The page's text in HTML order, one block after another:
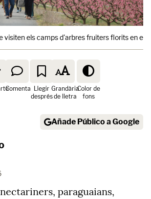
visiten els camps d'arbres fruiters florits en el
Comenta Llegir
després
Grandària
de lletra
Color de
fons
Añade Público a Google
paraguaians,